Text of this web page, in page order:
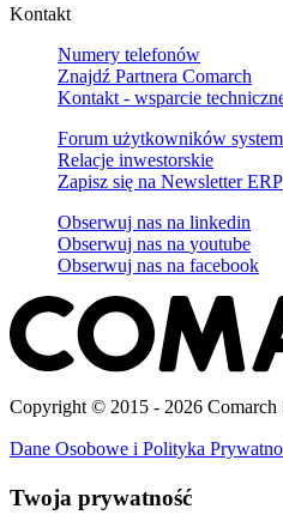
Kontakt
Numery telefonów
Znajdź Partnera Comarch
Kontakt - wsparcie
Forum użytkowników
Relacje inwestorskie
Zapisz się na Newsletter ERP
Obserwuj nas na linkedin
Obserwuj nas na youtube
Obserwuj nas na facebook
Copyright © 2015 - 2026 Comarch
Dane Osobowe i Polityka
Twoja prywatność